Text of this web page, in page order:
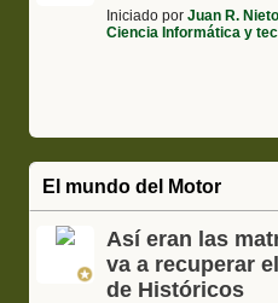
Iniciado porJuan R.
Ciencia Informática y
El mundo del Motor
Así eran las
va a recuperar
de Históricos